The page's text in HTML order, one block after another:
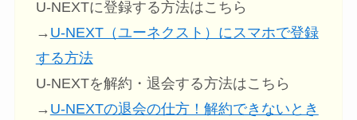
U-NEXTに登録する方法はこちら
→ U-NEXT（ユーネクスト）にスマホで登録
する方法
U-NEXTを解約・退会する方法はこちら
→ U-NEXTの退会の仕方！解約できないとき